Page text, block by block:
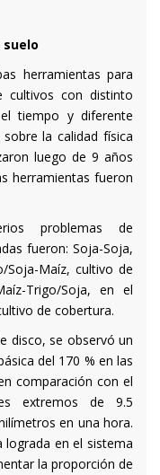
herramientas para
cultivos con distinto
tiempo y diferente
la calidad física
luego de 9 años
herramientas fueron
problemas de
fueron: Soja-Soja,
Soja-Maíz, cultivo de
Trigo/Soja, en el
de cobertura.
disco, se observó un
del 170 % en las
comparación con el
extremos de 9.5
en una hora.
en el sistema
la proporción de